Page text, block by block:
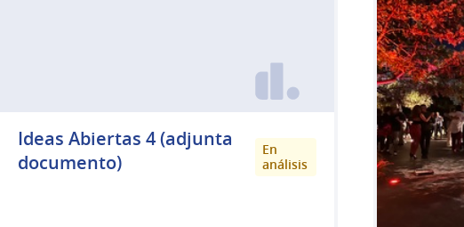
Ideas Abiertas 4 (adjunta
documento)
En
análisis